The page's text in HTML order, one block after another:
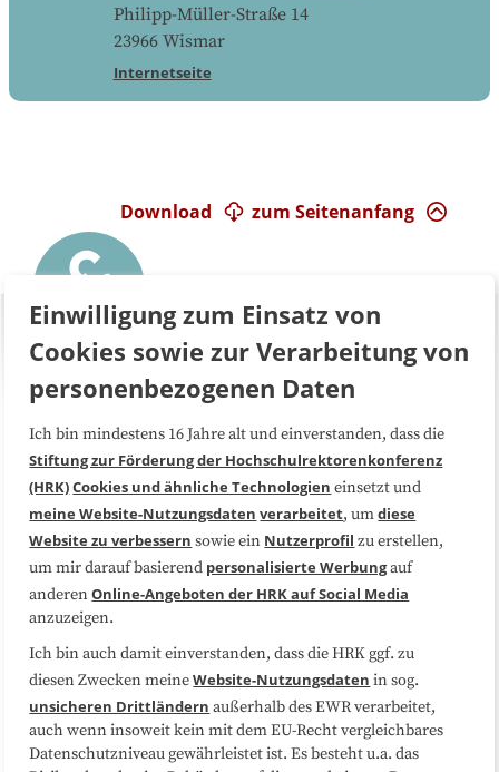
Philipp-Müller-Straße 14
23966 Wismar
Internetseite
zum Seitenanfang
Download
Über uns FAQ
Medienarbeit Kooperationen
Datenschutzerklärung Impressum
Sitemap
Folgen Sie uns
Einwilligung zum Einsatz von
Cookies sowie zur Verarbeitung von
personenbezogenen Daten
Ich bin mindestens 16 Jahre alt und einverstanden, dass die
Stiftung zur Förderung der Hochschulrektorenkonferenz
(HRK)Cookies und ähnliche Technologien einsetzt und
meine Website-Nutzungsdaten verarbeitet, umdiese
Website zu verbessern sowie ein Nutzerprofil zu erstellen,
um mir darauf basierend personalisierte Werbungauf
anderenOnline-Angeboten der HRK auf Social Media
anzuzeigen.
Ich bin auch damit einverstanden, dass die HRK ggf. zu
diesen Zwecken meineWebsite-Nutzungsdaten in sog.
unsicheren Drittländern außerhalb des EWR verarbeitet,
auch wenn insoweit kein mit dem EU-Recht vergleichbares
Datenschutzniveau gewährleistet ist. Es besteht u.a. das